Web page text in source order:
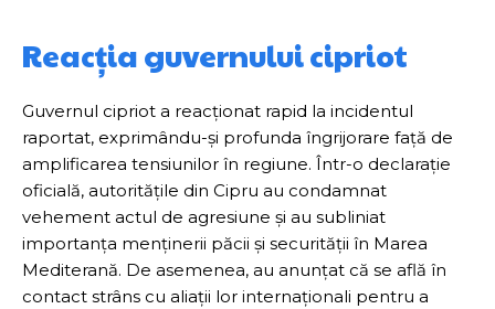
Reacția guvernului cipriot
Guvernul cipriot a reacționat rapid la incidentul
raportat, exprimându-și profunda îngrijorare față de
amplificarea tensiunilor în regiune. Într-o declarație
oficială, autoritățile din Cipru au condamnat
vehement actul de agresiune și au subliniat
importanța menținerii păcii și securității în Marea
Mediterană. De asemenea, au anunțat că se află în
contact strâns cu aliații lor internaționali pentru a